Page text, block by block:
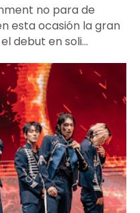
no para de
esta ocasión la gran
debut en soli...